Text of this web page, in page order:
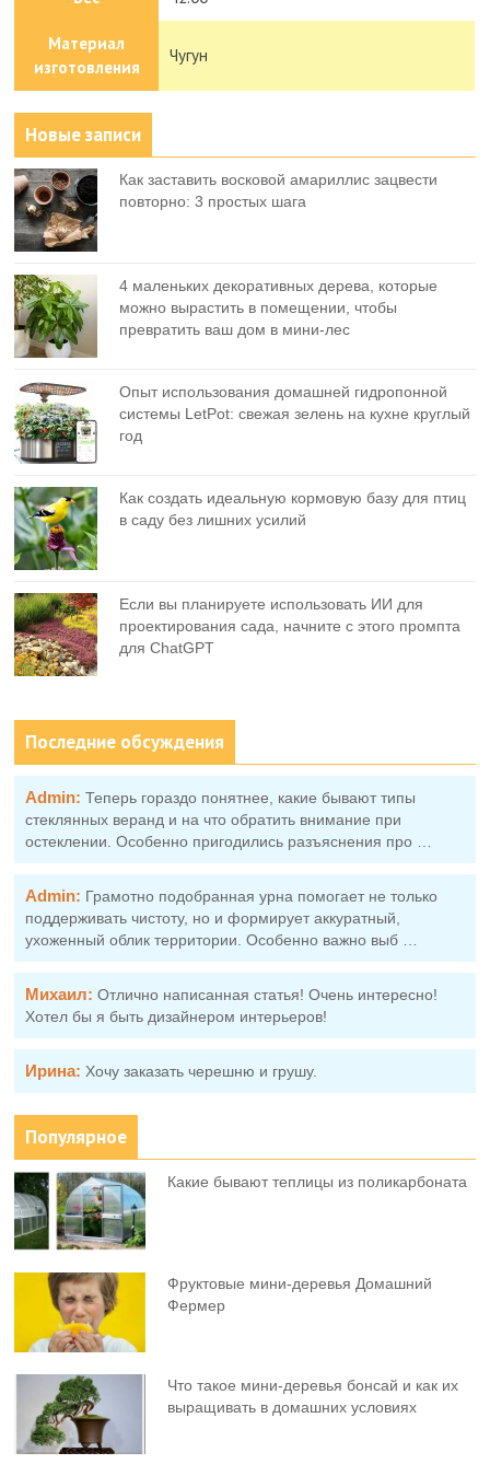
Материал
изготовления
Чугун
Новые записи
Как заставить восковой амариллис зацвести
повторно: 3 простых шага
4 маленьких декоративных дерева, которые
можно вырастить в помещении, чтобы
превратить ваш дом в мини-лес
Опыт использования домашней гидропонной
системы LetPot: свежая зелень на кухне круглый
год
Как создать идеальную кормовую базу для птиц
в саду без лишних усилий
Если вы планируете использовать ИИ для
проектирования сада, начните с этого промпта
для ChatGPT
Последние обсуждения
Admin: Теперь гораздо понятнее, какие бывают типы
стеклянных веранд и на что обратить внимание при
остеклении. Особенно пригодились разъяснения про …
Admin: Грамотно подобранная урна помогает не только
поддерживать чистоту, но и формирует аккуратный,
ухоженный облик территории. Особенно важно выб …
Михаил: Отлично написанная статья! Очень интересно!
Хотел бы я быть дизайнером интерьеров!
Ирина: Хочу заказать черешню и грушу.
Популярное
Какие бывают теплицы из поликарбоната
Фруктовыe мини-деревья Домашний
Фермер
Что такое мини-деревья бонсай и как их
выращивать в домашних условиях